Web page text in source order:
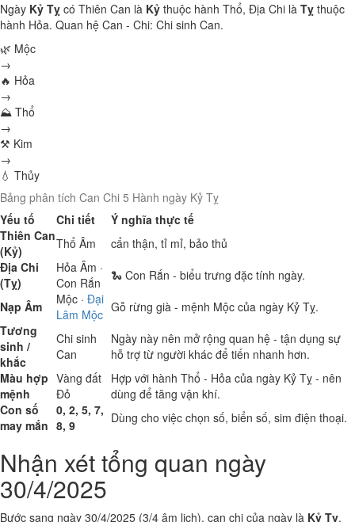
Ngày Kỷ Tỵ có Thiên Can là Kỷ thuộc hành Thổ, Địa Chi là Tỵ thuộc
hành Hỏa. Quan hệ Can - Chi: Chi sinh Can.
🌿 Mộc
→
🔥 Hỏa
→
⛰ Thổ
→
⚒ Kim
→
💧 Thủy
Bảng phân tích Can Chi 5 Hành ngày Kỷ Tỵ
Yếu tố
Chi tiết
Ý nghĩa thực tế
Thiên Can
(Kỷ)
Thổ Âm
cẩn thận, tỉ mỉ, bảo thủ
Địa Chi
(Tỵ)
Hỏa Âm ·
Con Rắn
🐍 Con Rắn - biểu trưng đặc tính ngày.
Nạp Âm
Mộc · Đại
Lâm Mộc Gỗ rừng già - mệnh Mộc của ngày Kỷ Tỵ.
Tương
sinh /
khắc
Chi sinh
Can
Ngày này nên mở rộng quan hệ - tận dụng sự
hỗ trợ từ người khác để tiến nhanh hơn.
Màu hợp
mệnh
Vàng đất
Đỏ
Hợp với hành Thổ - Hỏa của ngày Kỷ Tỵ - nên
dùng để tăng vận khí.
Con số
may mắn
0, 2, 5, 7,
8, 9
Dùng cho việc chọn số, biển số, sim điện thoại.
Nhận xét tổng quan ngày
30/4/2025
Bước sang ngày 30/4/2025 (3/4 âm lịch), can chi của ngày là Kỷ Tỵ.